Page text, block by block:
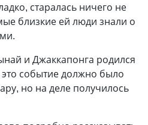
старалась ничего не
близкие ей люди знали о
и Джаккапонга родился
событие должно было
но на деле получилось